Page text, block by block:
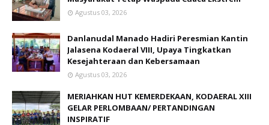
Agustus 03, 2026
Danlanudal Manado Hadiri Peresmian Kantin
Jalasena Kodaeral VIII, Upaya Tingkatkan
Kesejahteraan dan Kebersamaan
Agustus 03, 2026
MERIAHKAN HUT KEMERDEKAAN, KODAERAL XIII
GELAR PERLOMBAAN/ PERTANDINGAN
INSPIRATIF